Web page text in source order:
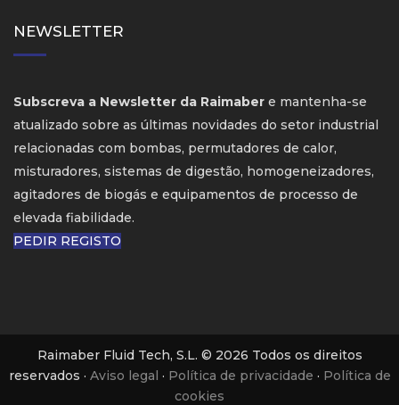
NEWSLETTER
Subscreva a Newsletter da Raimaber e mantenha-se
atualizado sobre as últimas novidades do setor industrial
relacionadas com bombas, permutadores de calor,
misturadores, sistemas de digestão, homogeneizadores,
agitadores de biogás e equipamentos de processo de
elevada fiabilidade.
PEDIR REGISTO
Raimaber Fluid Tech, S.L. © 2026 Todos os direitos
reservados · Aviso legal · Política de privacidade · Política de
cookies